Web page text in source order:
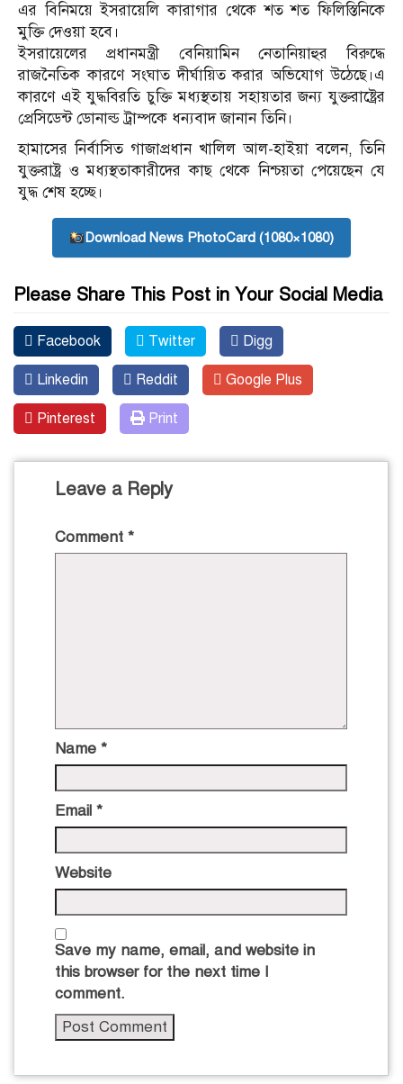
এর বিনিময়ে ইসরায়েলি কারাগার থেকে শত শত ফিলিস্তিনিকে
মুক্তি দেওয়া হবে।
ইসরায়েলের প্রধানমন্ত্রী বেনিয়ামিন নেতানিয়াহুর বিরুদ্ধে
রাজনৈতিক কারণে সংঘাত দীর্ঘায়িত করার অভিযোগ উঠেছে।এ
কারণে এই যুদ্ধবিরতি চুক্তি মধ্যস্থতায় সহায়তার জন্য যুক্তরাষ্ট্রের
প্রেসিডেন্ট ডোনাল্ড ট্রাম্পকে ধন্যবাদ জানান তিনি।
হামাসের নির্বাসিত গাজাপ্রধান খালিল আল-হাইয়া বলেন, তিনি
যুক্তরাষ্ট্র ও মধ্যস্থতাকারীদের কাছ থেকে নিশ্চয়তা পেয়েছেন যে
যুদ্ধ শেষ হচ্ছে।
Download News PhotoCard (1080×1080)
Please Share This Post in Your Social Media
Facebook Twitter Digg
Linkedin Reddit Google Plus
Pinterest Print
Leave a Reply
Comment *
Name *
Email *
Website
Save my name, email, and website in
this browser for the next time I
comment.